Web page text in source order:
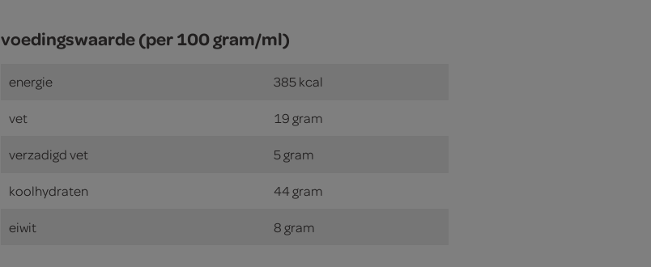
voedingswaarde (per 100 gram/ml)
energie 385 kcal
vet 19 gram
verzadigd vet 5 gram
koolhydraten 44 gram
eiwit 8 gram